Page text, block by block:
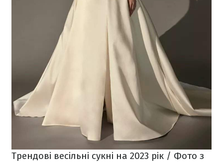
Трендові весільні сукні на 2023 рік / Фото з